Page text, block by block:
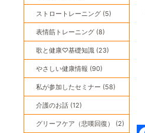
ストロートレーニング (5)
表情筋トレーニング (8)
歌と健康♡基礎知識 (23)
やさしい健康情報 (90)
私が参加したセミナー (58)
介護のお話 (12)
グリーフケア（悲嘆回復） (2)